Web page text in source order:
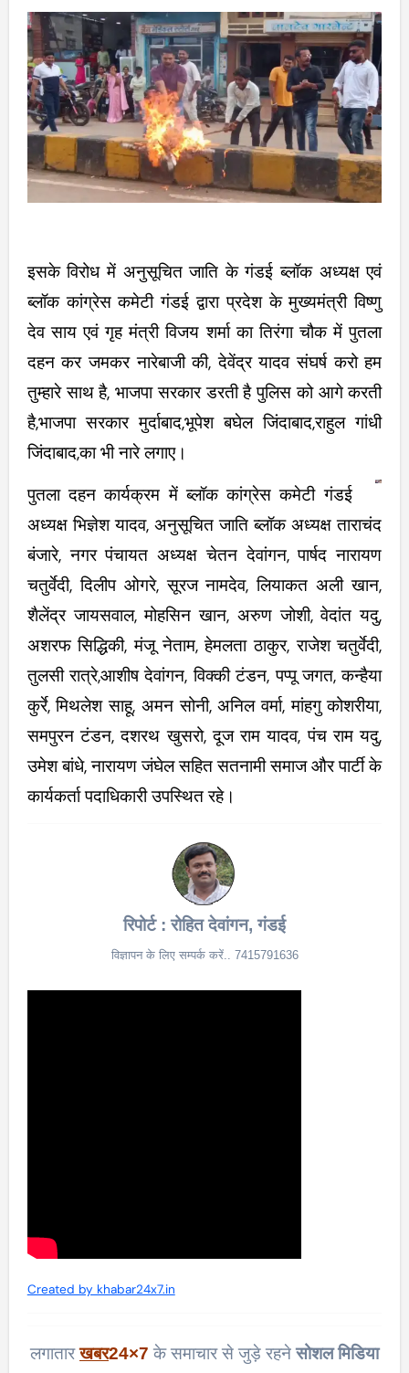
इसके विरोध में अनुसूचित जाति के गंडई ब्लॉक अध्यक्ष एवं
ब्लॉक कांग्रेस कमेटी गंडई द्वारा प्रदेश के मुख्यमंत्री विष्णु
देव साय एवं गृह मंत्री विजय शर्मा का तिरंगा चौक में पुतला
दहन कर जमकर नारेबाजी की, देवेंद्र यादव संघर्ष करो हम
तुम्हारे साथ है, भाजपा सरकार डरती है पुलिस को आगे करती
है,भाजपा सरकार मुर्दाबाद,भूपेश बघेल जिंदाबाद,राहुल गांधी
जिंदाबाद,का भी नारे लगाए।
पुतला दहन कार्यक्रम में ब्लॉक कांग्रेस कमेटी गंडई
अध्यक्ष भिज्ञेश यादव, अनुसूचित जाति ब्लॉक अध्यक्ष ताराचंद
बंजारे, नगर पंचायत अध्यक्ष चेतन देवांगन, पार्षद नारायण
चतुर्वेदी, दिलीप ओगरे, सूरज नामदेव, लियाकत अली खान,
शैलेंद्र जायसवाल, मोहसिन खान, अरुण जोशी, वेदांत यदु,
अशरफ सिद्धिकी, मंजू नेताम, हेमलता ठाकुर, राजेश चतुर्वेदी,
तुलसी रात्रे,आशीष देवांगन, विक्की टंडन, पप्पू जगत, कन्हैया
कुर्रे, मिथलेश साहू, अमन सोनी, अनिल वर्मा, मांहगु कोशरीया,
समपुरन टंडन, दशरथ खुसरो, दूज राम यादव, पंच राम यदु,
उमेश बांधे, नारायण जंघेल सहित सतनामी समाज और पार्टी के
कार्यकर्ता पदाधिकारी उपस्थित रहे।
रिपोर्ट : रोहित देवांगन, गंडई
विज्ञापन के लिए सम्पर्क करें.. 7415791636
Created by khabar24x7.in
लगातारखबर24×7 के समाचार से जुड़े रहनेसोशल मिडिया